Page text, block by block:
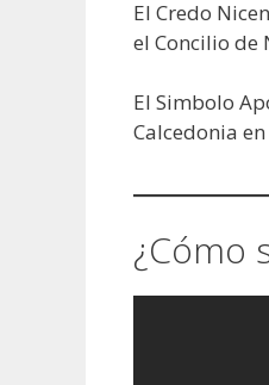
El Credo
el Concilio de
El Simbolo
Calcedonia
¿Cómo